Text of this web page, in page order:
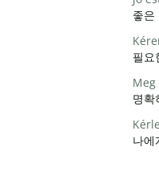
좋은
필요
명확
나에